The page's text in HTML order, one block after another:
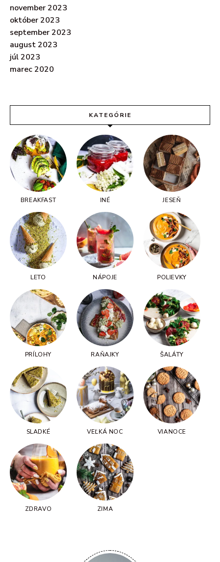
november 2023
október 2023
september 2023
august 2023
júl 2023
marec 2020
KATEGÓRIE
BREAKFAST INÉ JESEŇ
LETO NÁPOJE POLIEVKY
PRÍLOHY RAŇAJKY ŠALÁTY
SLADKÉ VEĽKÁ NOC VIANOCE
ZDRAVO ZIMA